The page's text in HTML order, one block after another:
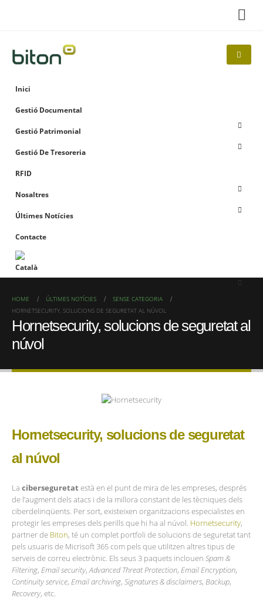
Inici
Gestió Documental
Gestió Patrimonial
Gestió De Tresoreria
RFID
Nosaltres
Últimes Notícies
Contacte
HOME ÚLTIMES NOTÍCIES
SENSE CATEGORIA
HORNETSECURITY, SOLUCIONS DE SEGURETAT AL NÚVOL
Hornetsecurity, solucions de seguretat al
núvol
Hornetsecurity, solucions de seguretat
al núvol
La ciberseguretat està en el punt de mira de les empreses, després
de l’augment dels atacs i de la millora constant de les tècniques dels
ciberdelinqüents. Per sort, existeixen organitzacions especialistes en
protegir les empreses dels perills que hi ha al núvol. Hornetsecurity,
partner de Biton, té un complet portfoli de solucions de seguretat tant
pels usuaris de Micrisoft 365 com pels que utilitzen altres tipus de
serveis de correu electrònic. Els seus 3 paquets inclouen Spam &
Filtering, Email security, Advanced Threat Protection, Email Encryption,
Continuity service, Email archiving, Signatures & disclaimers, Backup,
Recovery, etc.